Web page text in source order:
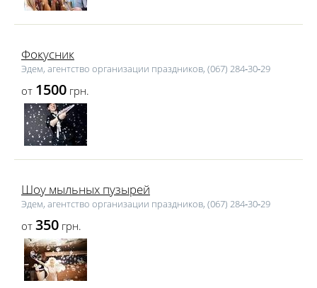
Фокусник
Эдем, агентство организации праздников, (067) 284‑30‑29
от 1500 грн.
Шоу мыльных пузырей
Эдем, агентство организации праздников, (067) 284‑30‑29
от 350 грн.